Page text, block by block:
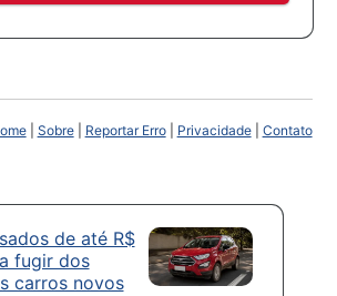
| Sobre| Reportar Erro| Privacidade| Contato
de até R$
fugir dos
carros novos